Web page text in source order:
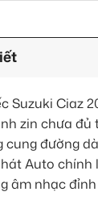
Suzuki Ciaz
zin chưa đủ
đường
Auto chính
âm nhạc